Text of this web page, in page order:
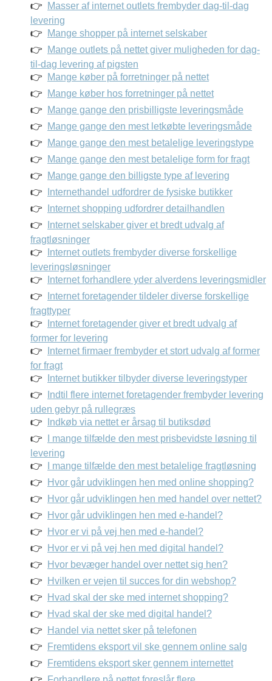
Masser af internet outlets frembyder dag-til-dag
levering
Mange shopper på internet selskaber
Mange outlets på nettet giver muligheden for dag-
til-dag levering af pigsten
Mange køber på forretninger på nettet
Mange køber hos forretninger på nettet
Mange gange den prisbilligste leveringsmåde
Mange gange den mest letkøbte leveringsmåde
Mange gange den mest betalelige leveringstype
Mange gange den mest betalelige form for fragt
Mange gange den billigste type af levering
Internethandel udfordrer de fysiske butikker
Internet shopping udfordrer detailhandlen
Internet selskaber giver et bredt udvalg af
fragtløsninger
Internet outlets frembyder diverse forskellige
leveringsløsninger
Internet forhandlere yder alverdens leveringsmidler
Internet foretagender tildeler diverse forskellige
fragttyper
Internet foretagender giver et bredt udvalg af
former for levering
Internet firmaer frembyder et stort udvalg af former
for fragt
Internet butikker tilbyder diverse leveringstyper
Indtil flere internet foretagender frembyder levering
uden gebyr på rullegræs
Indkøb via nettet er årsag til butiksdød
I mange tilfælde den mest prisbevidste løsning til
levering
I mange tilfælde den mest betalelige fragtløsning
Hvor går udviklingen hen med online shopping?
Hvor går udviklingen hen med handel over nettet?
Hvor går udviklingen hen med e-handel?
Hvor er vi på vej hen med e-handel?
Hvor er vi på vej hen med digital handel?
Hvor bevæger handel over nettet sig hen?
Hvilken er vejen til succes for din webshop?
Hvad skal der ske med internet shopping?
Hvad skal der ske med digital handel?
Handel via nettet sker på telefonen
Fremtidens eksport vil ske gennem online salg
Fremtidens eksport sker gennem internettet